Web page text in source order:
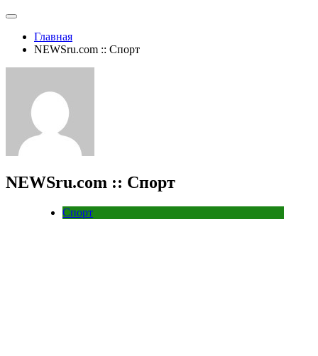
Главная
NEWSru.com :: Спорт
NEWSru.com :: Спорт
Спорт